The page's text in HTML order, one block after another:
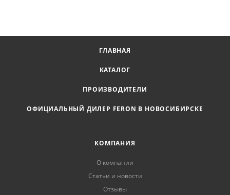
ГЛАВНАЯ
КАТАЛОГ
ПРОИЗВОДИТЕЛИ
ОФИЦИАЛЬНЫЙ ДИЛЕР FERON В НОВОСИБИРСКЕ
КОМПАНИЯ
О компании
Статьи и новости
Отзывы